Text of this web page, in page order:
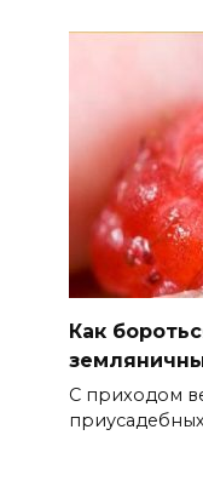
Как
С приходом
приусадебных